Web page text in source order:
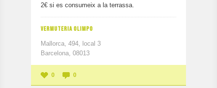
2€ si es consumeix a la terrassa.
VERMUTERIA OLIMPO
Mallorca, 494, local 3
Barcelona, 08013
0 0